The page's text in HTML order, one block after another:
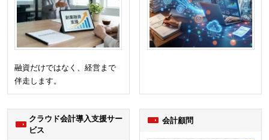
融資だけではなく、経営まで
伴走します。
クラウド会計導入支援サー
ビス
会計顧問